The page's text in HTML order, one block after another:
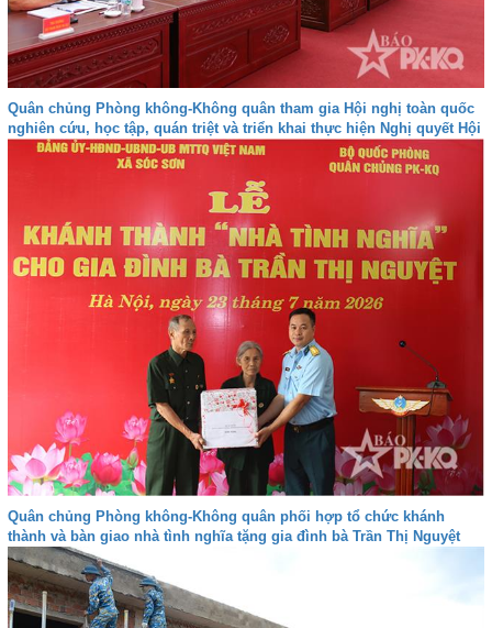
Quân chủng Phòng không-Không quân tham gia Hội nghị toàn quốc
nghiên cứu, học tập, quán triệt và triển khai thực hiện Nghị quyết Hội
nghị lần thứ ba Ban Chấp hành Trung ương Đảng khóa XIV
Quân chủng Phòng không-Không quân phối hợp tổ chức khánh
thành và bàn giao nhà tình nghĩa tặng gia đình bà Trần Thị Nguyệt